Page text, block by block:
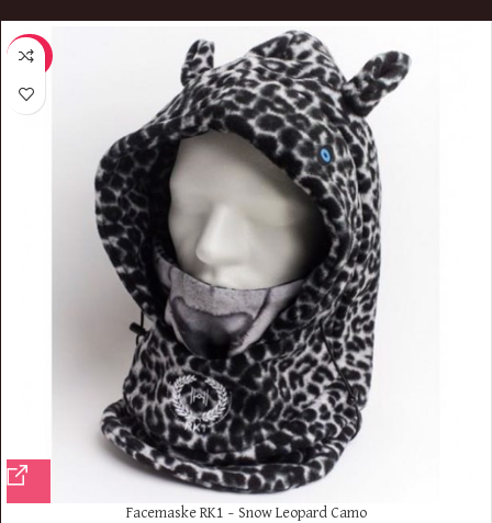
-50%
Facemaske RK1 – Snow Leopard Camo